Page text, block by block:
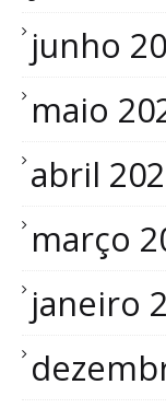
junho
maio
abril
março
janeiro